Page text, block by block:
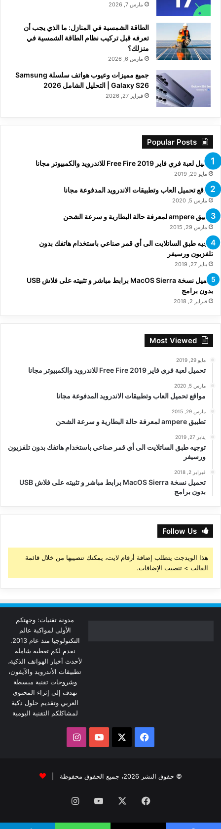
مارس 7, 2026
الطاقة الشمسية في المنازل: ما الذي يجب أن
تعرفه قبل تركيب نظام الطاقة الشمسية في
منزلك؟
مارس 6, 2026
جميع مميزات وعيوب هواتف سلسلة Samsung
Galaxy S26 | التحليل الشامل 2026
فبراير 27, 2026
Popular Posts
تحميل لعبة فري فاير Free Fire 2019 للاندرويد والكمبيوتر مجانا
مايو 29, 2019
مواقع تحميل العاب وتطبيقات الاندرويد المدفوعة مجانا
مارس 5, 2020
تطبيق ampere لمعرفة حالة البطارية و سرعة الشحن
مارس 29, 2015
توجيه طبق الساتلايت الى أي قمر صناعي باستخدام هاتفك بدون
تلفزيون ورسيفر
يناير 27, 2019
تحميل نسخة MacOS Sierra برابط مباشر و تثبيته على فلاش USB
بدون برامج
فبراير 2, 2018
Most Viewed
مايو 29, 2019
تحميل لعبة فري فاير Free Fire 2019 للاندرويد والكمبيوتر مجانا
مارس 5, 2020
مواقع تحميل العاب وتطبيقات الاندرويد المدفوعة مجانا
مارس 29, 2015
تطبيق ampere لمعرفة حالة البطارية و سرعة الشحن
يناير 27, 2019
توجيه طبق الساتلايت الى أي قمر صناعي باستخدام هاتفك بدون تلفزيون
ورسيفر
فبراير 2, 2018
تحميل نسخة MacOS Sierra برابط مباشر و تثبيته على فلاش USB
بدون برامج
Follow Us
هذا الويدجت يتطلب إضافة أرقام لايت، يمكنك تنصيبها من خلال قائمة
القالب > تنصيب الإضافات.
مدونة تقنيات: وجهتكم
الأولى لمواكبة عالم
التكنولوجيا منذ عام 2013.
نقدم لكم تغطية شاملة
لأحدث أخبار الهواتف الذكية،
تطبيقات الأندرويد والآيفون،
وشروحات تقنية مبسطة
تهدف إلى إثراء المحتوى
العربي وتقديم حلول ذكية
لمشاكلكم التقنية اليومية
فيسبوك ‫YouTubeانستقرام
© حقوق النشر 2026، جميع الحقوق محفوظة |
فيسبوك ‫YouTubeانستقرام